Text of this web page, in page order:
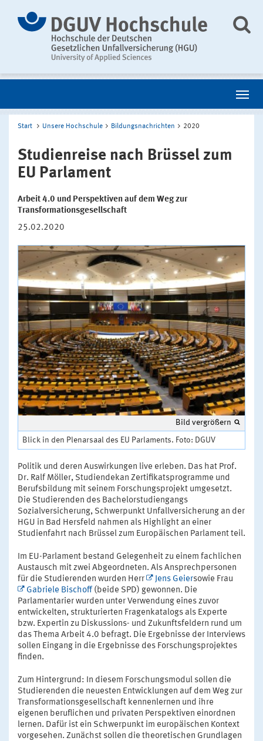
Start Unsere Hochschule Bildungsnachrichten 2020
Studienreise nach Brüssel zum
EU Parlament
Arbeit 4.0 und Perspektiven auf dem Weg zur
Transformationsgesellschaft
25.02.2020
Bild vergrößern
Blick in den Plenarsaal des EU Parlaments. Foto: DGUV
Politik und deren Auswirkungen live erleben. Das hat Prof.
Dr. Ralf Möller, Studiendekan Zertifikatsprogramme und
Berufsbildung mit seinem Forschungsprojekt umgesetzt.
Die Studierenden des Bachelorstudiengangs
Sozialversicherung, Schwerpunkt Unfallversicherung an der
HGU in Bad Hersfeld nahmen als Highlight an einer
Studienfahrt nach Brüssel zum Europäischen Parlament teil.
Im EU-Parlament bestand Gelegenheit zu einem fachlichen
Austausch mit zwei Abgeordneten. Als Ansprechpersonen
für die Studierenden wurden Herr
Jens Geiersowie Frau
Gabriele Bischoff (beide SPD) gewonnen. Die
Parlamentarier wurden unter Verwendung eines zuvor
entwickelten, strukturierten Fragenkatalogs als Experte
bzw. Expertin zu Diskussions- und Zukunftsfeldern rund um
das Thema Arbeit 4.0 befragt. Die Ergebnisse der Interviews
sollen Eingang in die Ergebnisse des Forschungsprojektes
finden.
Zum Hintergrund: In diesem Forschungsmodul sollen die
Studierenden die neuesten Entwicklungen auf dem Weg zur
Transformationsgesellschaft kennenlernen und ihre
eigenen beruflichen und privaten Perspektiven einordnen
lernen. Dafür ist ein Schwerpunkt im europäischen Kontext
vorgesehen. Zunächst sollen die theoretischen Grundlagen